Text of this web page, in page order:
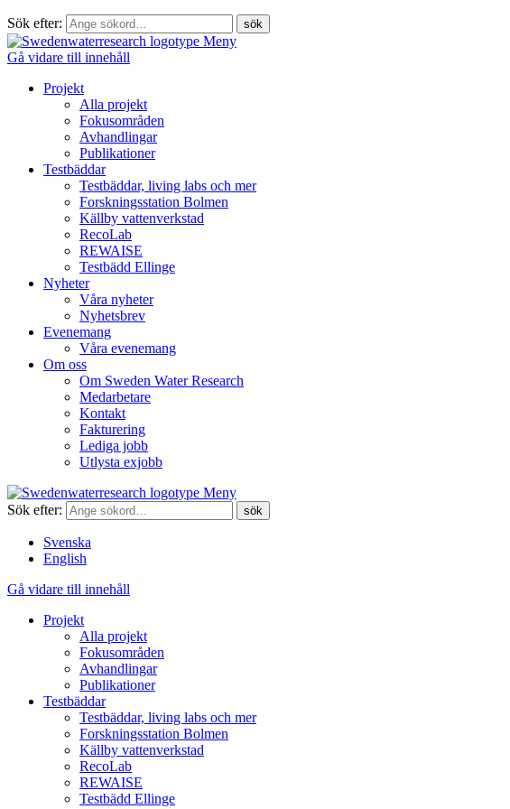
Sök efter:
Meny
Gå vidare till innehåll
Projekt
Alla projekt
Fokusområden
Avhandlingar
Publikationer
Testbäddar
Testbäddar, living labs och mer
Forskningsstation Bolmen
Källby vattenverkstad
RecoLab
REWAISE
Testbädd Ellinge
Nyheter
Våra nyheter
Nyhetsbrev
Evenemang
Våra evenemang
Om oss
Om Sweden Water Research
Medarbetare
Kontakt
Fakturering
Lediga jobb
Utlysta exjobb
Meny
Sök efter:
Svenska
English
Gå vidare till innehåll
Projekt
Alla projekt
Fokusområden
Avhandlingar
Publikationer
Testbäddar
Testbäddar, living labs och mer
Forskningsstation Bolmen
Källby vattenverkstad
RecoLab
REWAISE
Testbädd Ellinge